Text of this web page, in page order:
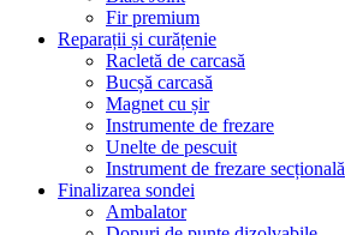
Fir premium
Reparații și curățenie
Racletă de carcasă
Bucșă carcasă
Magnet cu șir
Instrumente de frezare
Unelte de pescuit
Instrument de frezare secțională
Finalizarea sondei
Ambalator